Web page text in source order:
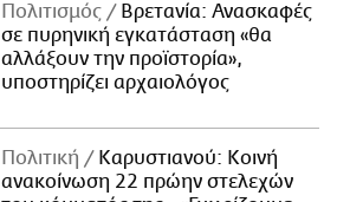
Πολιτισμός
Βρετανία: Ανασκαφές
σε πυρηνική εγκατάσταση «θα
αλλάξουν την προϊστορία»,
υποστηρίζει αρχαιολόγος
Πολιτική
Καρυστιανού: Κοινή
ανακοίνωση 22 πρώην στελεχών